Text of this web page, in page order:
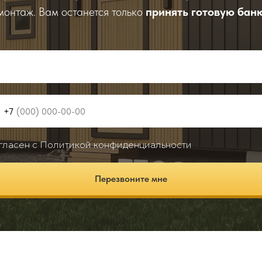
Вам останется только принять готовую
+7
с Политикой конфиденциальности
Перезвоните мне